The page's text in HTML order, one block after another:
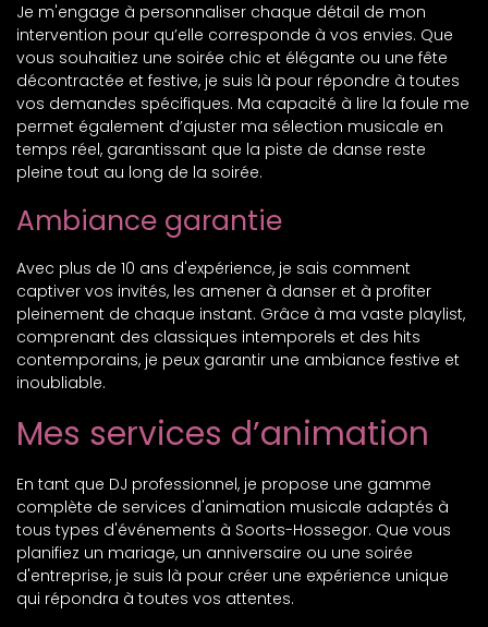
Je m'engage à personnaliser chaque détail de mon
intervention pour qu’elle corresponde à vos envies. Que
vous souhaitiez une soirée chic et élégante ou une fête
décontractée et festive, je suis là pour répondre à toutes
vos demandes spécifiques. Ma capacité à lire la foule me
permet également d’ajuster ma sélection musicale en
temps réel, garantissant que la piste de danse reste
pleine tout au long de la soirée.
Ambiance garantie
Avec plus de 10 ans d'expérience, je sais comment
captiver vos invités, les amener à danser et à profiter
pleinement de chaque instant. Grâce à ma vaste playlist,
comprenant des classiques intemporels et des hits
contemporains, je peux garantir une ambiance festive et
inoubliable.
Mes services d’animation
En tant que DJ professionnel, je propose une gamme
complète de services d'animation musicale adaptés à
tous types d'événements à Soorts-Hossegor. Que vous
planifiez un mariage, un anniversaire ou une soirée
d'entreprise, je suis là pour créer une expérience unique
qui répondra à toutes vos attentes.